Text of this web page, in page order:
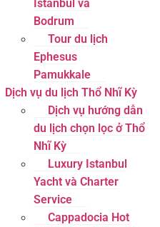
Istanbul và
Bodrum
Tour du lịch
Ephesus
Pamukkale
Dịch vụ du lịch Thổ Nhĩ Kỳ
Dịch vụ hướng dẫn
du lịch chọn lọc ở Thổ
Nhĩ Kỳ
Luxury Istanbul
Yacht và Charter
Service
Cappadocia Hot